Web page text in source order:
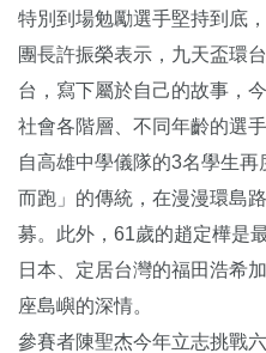
特別到場勉勵選手堅持到底
團長許振榮表示，九天盃環
台，寫下屬於自己的故事，
社會各階層、不同年齡的選
自高雄中學儀隊的3名學生
而跑」的傳統，在漫漫環島
募。此外，61歲的趙定樺是
日本、定居台灣的福田浩希
座島嶼的深情。
參賽者陳聖杰今年立志挑戰